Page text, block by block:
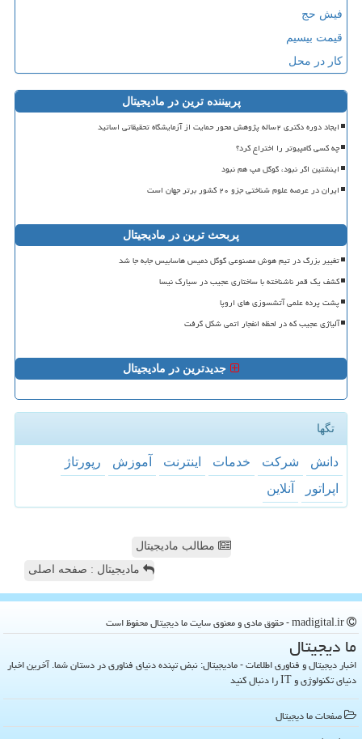
فیش حج
قیمت بیسیم
کار در محل
پربیننده ترین در مادیجیتال
ایجاد دوره دکتری ۲ساله پژوهش محور حمایت از آزمایشگاه تحقیقاتی اساتید
چه کسی کامپیوتر را اختراع کرد؟
اینشتین اگر نبود، گوگل مپ هم نبود
ایران در عرصه علوم شناختی جزو ۲۰ کشور برتر جهان است
پربحث ترین در مادیجیتال
تغییر بزرگ در تیم هوش مصنوعی گوگل دمیس هاسابیس جابه جا شد
کشف یک قمر ناشناخته با ساختاری عجیب در سیارک نیسا
پشت پرده علمی آتشسوزی های اروپا
آلیاژی عجیب که در لحظه انفجار اتمی شکل گرفت
جدیدترین در مادیجیتال
تگها
دانش شركت خدمات اینترنت آموزش
رپورتاژ
اپراتور
آنلاین
مطالب مادیجیتال
مادیجیتال : صفحه اصلی
ما دیجیتال
اخبار دیجیتال و فناوری اطلاعات - مادیجیتال: نبض تپنده دنیای فناوری در دستان شما. آخرین اخبار
دنیای تکنولوژی و IT را دنبال کنید
صفحات ما دیجیتال